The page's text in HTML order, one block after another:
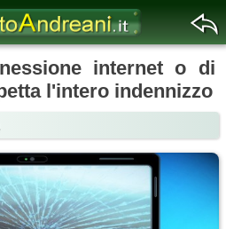
internet o di
l'intero indennizzo